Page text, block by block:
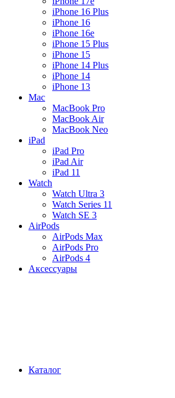
iPhone 16 Plus
iPhone 16
iPhone 16e
iPhone 15 Plus
iPhone 15
iPhone 14 Plus
iPhone 14
iPhone 13
Mac
MacBook Pro
MacBook Air
MacBook Neo
iPad
iPad Pro
iPad Air
iPad 11
Watch
Watch Ultra 3
Watch Series 11
Watch SE 3
AirPods
AirPods Max
AirPods Pro
AirPods 4
Аксессуары
Каталог